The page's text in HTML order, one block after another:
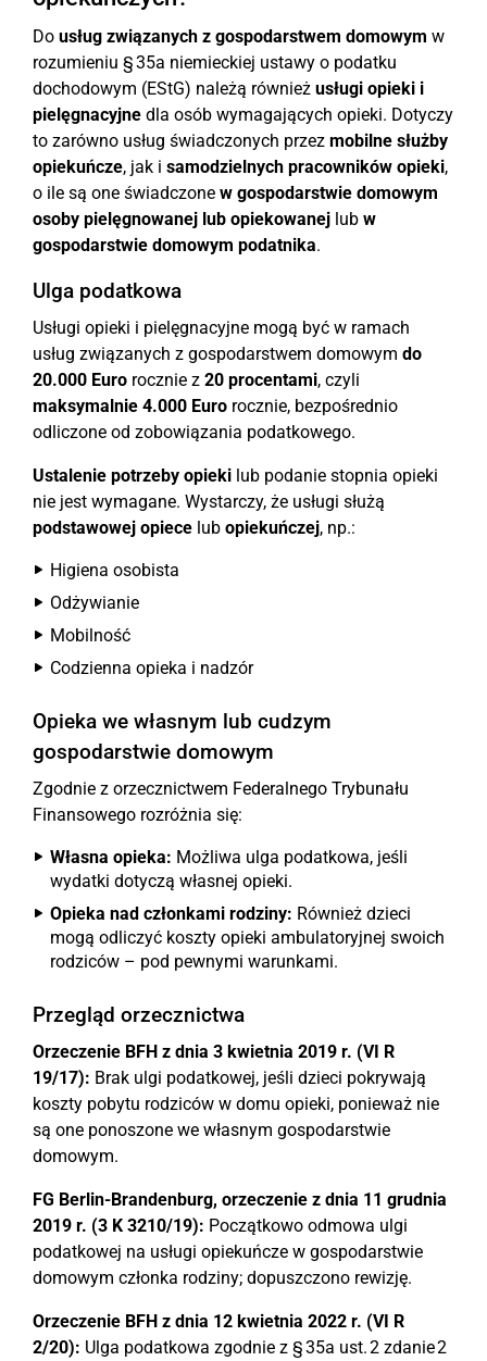
Do usług związanych z gospodarstwem domowym w
rozumieniu § 35a niemieckiej ustawy o podatku
dochodowym (EStG) należą również usługi opieki i
pielęgnacyjne dla osób wymagających opieki. Dotyczy
to zarówno usług świadczonych przez mobilne służby
opiekuńcze, jak i samodzielnych pracowników opieki,
o ile są one świadczone w gospodarstwie domowym
osoby pielęgnowanej lub opiekowanej lub w
gospodarstwie domowym podatnika.
Ulga podatkowa
Usługi opieki i pielęgnacyjne mogą być w ramach
usług związanych z gospodarstwem domowym do
20.000 Euro rocznie z 20 procentami, czyli
maksymalnie 4.000 Euro rocznie, bezpośrednio
odliczone od zobowiązania podatkowego.
Ustalenie potrzeby opieki lub podanie stopnia opieki
nie jest wymagane. Wystarczy, że usługi służą
podstawowej opiece lub opiekuńczej, np.:
Higiena osobista
Odżywianie
Mobilność
Codzienna opieka i nadzór
Opieka we własnym lub cudzym
gospodarstwie domowym
Zgodnie z orzecznictwem Federalnego Trybunału
Finansowego rozróżnia się:
Własna opieka: Możliwa ulga podatkowa, jeśli
wydatki dotyczą własnej opieki.
Opieka nad członkami rodziny: Również dzieci
mogą odliczyć koszty opieki ambulatoryjnej swoich
rodziców – pod pewnymi warunkami.
Przegląd orzecznictwa
Orzeczenie BFH z dnia 3 kwietnia 2019 r. (VI R
19/17): Brak ulgi podatkowej, jeśli dzieci pokrywają
koszty pobytu rodziców w domu opieki, ponieważ nie
są one ponoszone we własnym gospodarstwie
domowym.
FG Berlin-Brandenburg, orzeczenie z dnia 11 grudnia
2019 r. (3 K 3210/19): Początkowo odmowa ulgi
podatkowej na usługi opiekuńcze w gospodarstwie
domowym członka rodziny; dopuszczono rewizję.
Orzeczenie BFH z dnia 12 kwietnia 2022 r. (VI R
2/20): Ulga podatkowa zgodnie z § 35a ust. 2 zdanie 2